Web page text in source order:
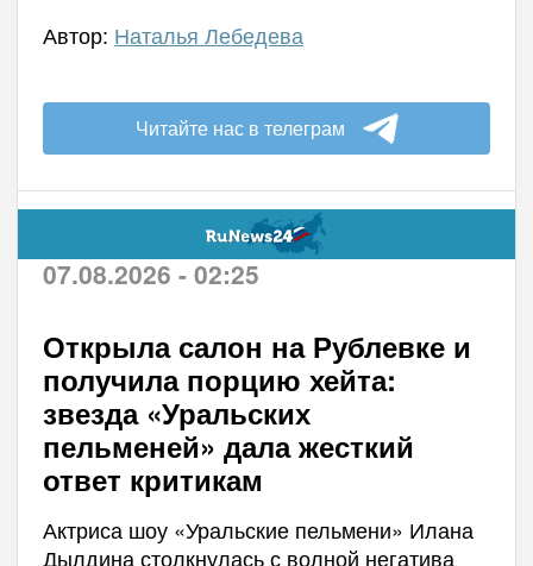
Автор: Наталья Лебедева
Читайте нас в телеграм
07.08.2026 - 02:25
Открыла салон на Рублевке и
получила порцию хейта:
звезда «Уральских
пельменей» дала жесткий
ответ критикам
Актриса шоу «Уральские пельмени» Илана
Дылдина столкнулась с волной негатива